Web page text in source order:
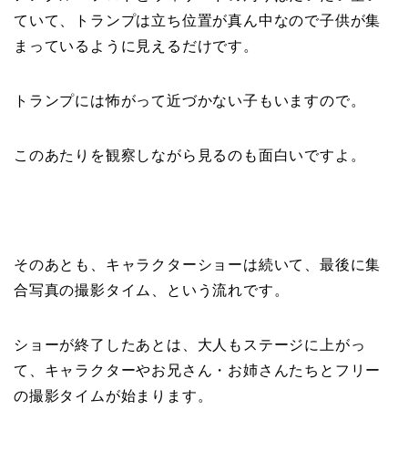
ていて、トランプは立ち位置が真ん中なので子供が集
まっているように見えるだけです。
トランプには怖がって近づかない子もいますので。
このあたりを観察しながら見るのも面白いですよ。
そのあとも、キャラクターショーは続いて、最後に集
合写真の撮影タイム、という流れです。
ショーが終了したあとは、大人もステージに上がっ
て、キャラクターやお兄さん・お姉さんたちとフリー
の撮影タイムが始まります。